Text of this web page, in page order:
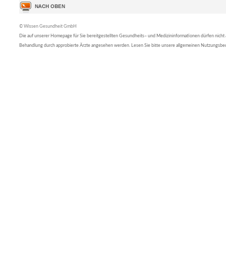
© Wissen Gesundheit GmbH
Die auf unserer Homepage für Sie bereitgestellten Gesundheits– und Medizininformationen dürfen nicht
Behandlung durch approbierte Ärzte angesehen werden. Lesen Sie bitte unsere allgemeinen